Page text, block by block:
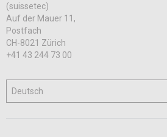
(suissetec)
Auf der Mauer 11,
Postfach
CH-8021 Zürich
+41 43 244 73 00